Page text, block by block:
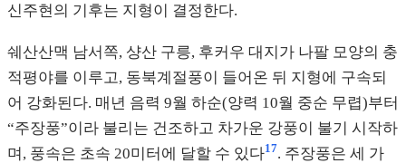
신주현의 기후는 지형이 결정한다.
쉐산산맥 남서쪽, 샹산 구릉, 후커우 대지가 나팔 모양의 충
적평야를 이루고, 동북계절풍이 들어온 뒤 지형에 구속되
어 강화된다. 매년 음력 9월 하순(양력 10월 중순 무렵)부터
“주장풍”이라 불리는 건조하고 차가운 강풍이 불기 시작하
며, 풍속은 초속 20미터에 달할 수 있다17. 주장풍은 세 가